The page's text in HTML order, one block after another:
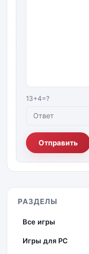
13+4=?
Отправить
РАЗДЕЛЫ
Все игры
Игры для PC